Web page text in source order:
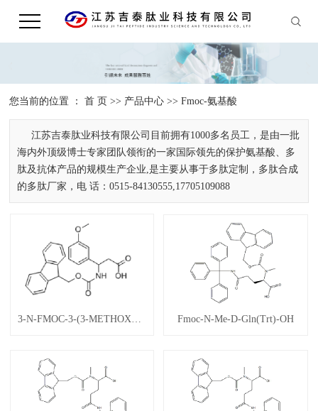
您当前的位置 ：首 页 >> 产品中心 >>Fmoc-氨基酸
江苏吉泰肽业科技有限公司目前拥有1000多名员工，是由一批
海内外顶级博士专家团队领衔的一家国际领先的保护氨基酸、多
肽及抗体产品的规模生产企业,是主要从事于多肽定制，多肽合成
的多肽厂家，电 话：0515-84130555,17705109088
3-N-FMOC-3-(3-METHOXYPHENYL)PROPIONIC ACID Fmoc-N-Me-D-Gln(Trt)-OH